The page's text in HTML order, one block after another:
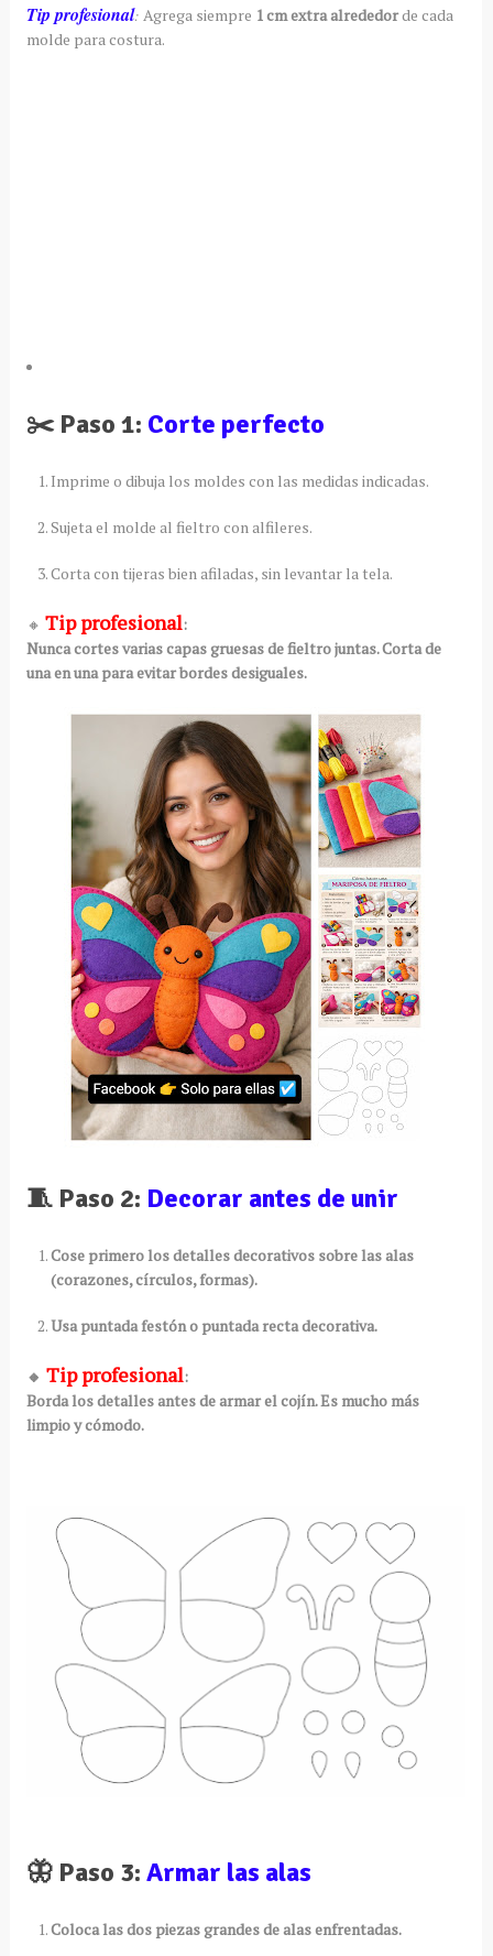
Tip profesional: Agrega siempre 1 cm extra alrededorde cada
molde para costura.
✂️ Paso 1: Corte perfecto
Imprime o dibuja los moldes con las medidas indicadas.
Sujeta el molde al fieltro con alfileres.
Corta con tijeras bien afiladas, sin levantar la tela.
🔸 Tip profesional:
Nunca cortes varias capas gruesas de fieltro juntas. Corta de
una en una para evitar bordes desiguales.
🧵 Paso 2: Decorar antes de unir
Cose primero los detalles decorativos sobre las alas
(corazones, círculos, formas).
Usa puntada festón o puntada recta decorativa.
🔸 Tip profesional:
Borda los detalles antes de armar el cojín. Es mucho más
limpio y cómodo.
🦋 Paso 3: Armar las alas
Coloca las dos piezas grandes de alas enfrentadas.